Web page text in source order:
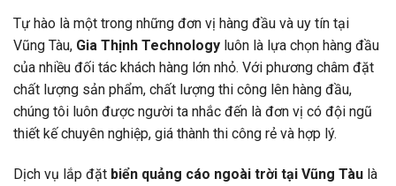
Tự hào là một trong những đơn vị hàng đầu và uy tín tại
Vũng Tàu, Gia Thịnh Technology luôn là lựa chọn hàng đầu
của nhiều đối tác khách hàng lớn nhỏ. Với phương châm đặt
chất lượng sản phẩm, chất lượng thi công lên hàng đầu,
chúng tôi luôn được người ta nhắc đến là đơn vị có đội ngũ
thiết kế chuyên nghiệp, giá thành thi công rẻ và hợp lý.
Dịch vụ lắp đặt biển quảng cáo ngoài trời tại Vũng Tàu là